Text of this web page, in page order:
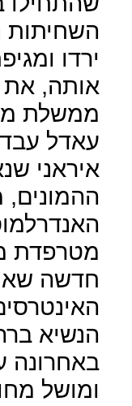
השחיתות
ירדו
אותה, את
ממשלת
עאדל
איראני
מטרפדת
חדשה
הנשיא
באחרונה
ומושל